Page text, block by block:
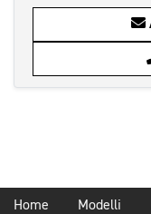
Home Modelli